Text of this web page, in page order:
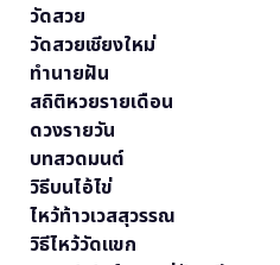
วัดสวย
วัดสวยเชียงใหม่
ทำนายฝัน
สถิติหวยรายเดือน
ดวงรายวัน
บทสวดมนต์
วิธีบนไอ้ไข่
ไหว้ท้าวเวสสุวรรณ
วิธีไหว้วัดแขก